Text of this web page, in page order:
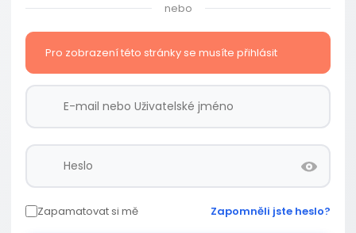
nebo
Pro zobrazení této stránky se musíte přihlásit
Zapamatovat si mě Zapomněli jste heslo?